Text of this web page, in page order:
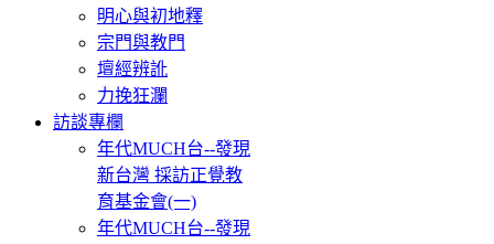
明心與初地釋
宗門與教門
壇經辨訛
力挽狂瀾
訪談專欄
年代MUCH台--發現
新台灣 採訪正覺教
育基金會(一)
年代MUCH台--發現